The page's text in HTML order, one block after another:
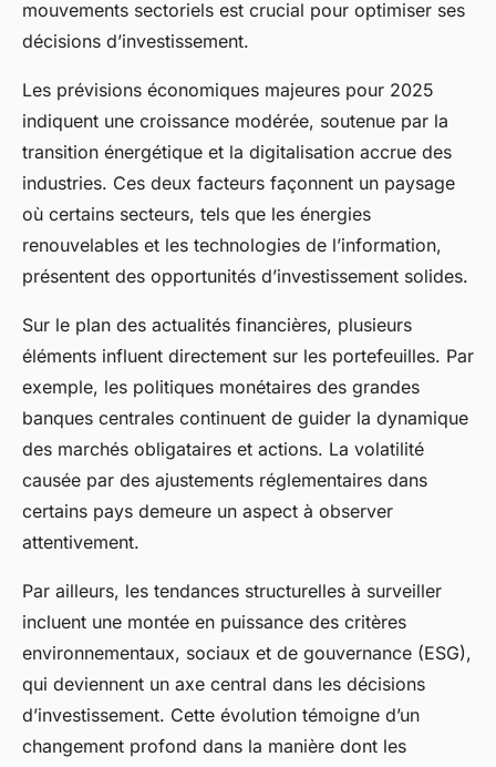
mouvements sectoriels est crucial pour optimiser ses
décisions d’investissement.
Les prévisions économiques majeures pour 2025
indiquent une croissance modérée, soutenue par la
transition énergétique et la digitalisation accrue des
industries. Ces deux facteurs façonnent un paysage
où certains secteurs, tels que les énergies
renouvelables et les technologies de l’information,
présentent des opportunités d’investissement solides.
Sur le plan des actualités financières, plusieurs
éléments influent directement sur les portefeuilles. Par
exemple, les politiques monétaires des grandes
banques centrales continuent de guider la dynamique
des marchés obligataires et actions. La volatilité
causée par des ajustements réglementaires dans
certains pays demeure un aspect à observer
attentivement.
Par ailleurs, les tendances structurelles à surveiller
incluent une montée en puissance des critères
environnementaux, sociaux et de gouvernance (ESG),
qui deviennent un axe central dans les décisions
d’investissement. Cette évolution témoigne d’un
changement profond dans la manière dont les